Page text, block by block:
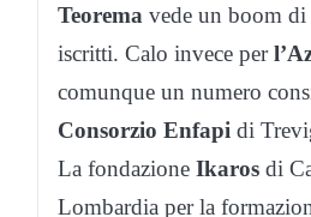
Teorema vede un boom di
iscritti. Calo invece per
comunque un numero
Consorzio Enfapi di
La fondazione Ikaros di
Lombardia per la